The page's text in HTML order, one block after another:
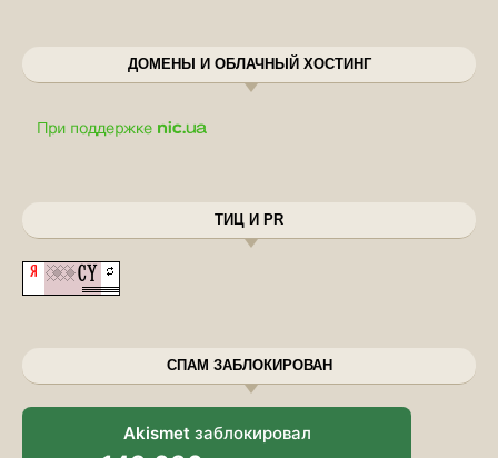
ДОМЕНЫ И ОБЛАЧНЫЙ ХОСТИНГ
ТИЦ И PR
СПАМ ЗАБЛОКИРОВАН
Akismet заблокировал